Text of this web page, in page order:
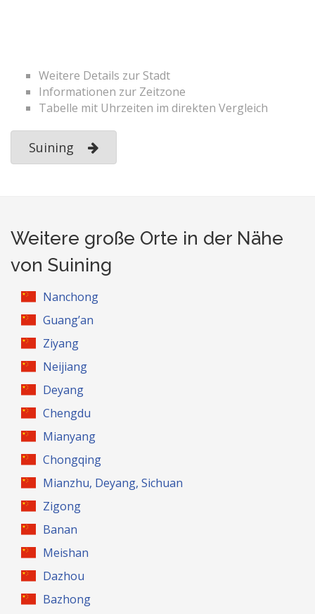
Weitere Details zur Stadt
Informationen zur Zeitzone
Tabelle mit Uhrzeiten im direkten Vergleich
Suining
Weitere große Orte in der Nähe
von Suining
Nanchong
Guang’an
Ziyang
Neijiang
Deyang
Chengdu
Mianyang
Chongqing
Mianzhu, Deyang, Sichuan
Zigong
Banan
Meishan
Dazhou
Bazhong